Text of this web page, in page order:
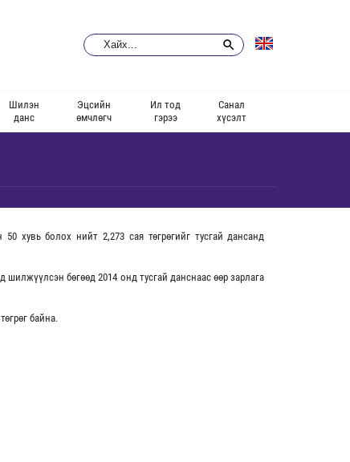
Шилэн
данс
Эцсийн
өмчлөгч
Ил тод
гэрээ
Санал
хүсэлт
хувь болох нийт 2,273 сая төгрөгийг тусгай дансанд
бөгөөд 2014 онд тусгай данснаас өөр зарлага
байна.